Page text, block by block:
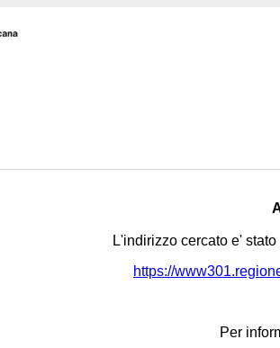
L'indirizzo cercato e'
https://
Per